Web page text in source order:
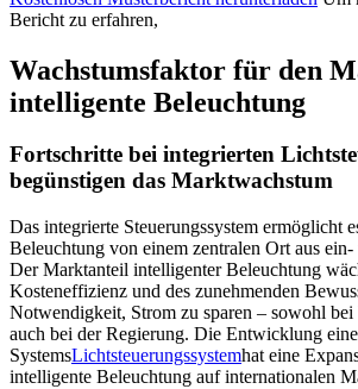
Bericht zu erfahren,
Wachstumsfaktor für den
intelligente Beleuchtung
Fortschritte bei integrierten
begünstigen das Marktwachstum
Das integrierte Steuerungssystem ermöglicht
Beleuchtung von einem zentralen Ort aus ein-
Der Marktanteil intelligenter Beleuchtung
Kosteneffizienz und des zunehmenden
Notwendigkeit, Strom zu sparen – sowohl bei
auch bei der Regierung. Die Entwicklung
SystemsLichtsteuerungssystemhat eine
intelligente Beleuchtung auf internationalen